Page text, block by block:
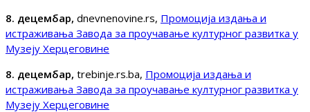
8. децембар, dnevnenovine.rs, Промоција издања и
истраживања Завода за проучавање културног развитка у
Музеју Херцеговине
8. децембар, trebinje.rs.ba, Промоција издања и
истраживања Завода за проучавање културног развитка у
Музеју Херцеговине